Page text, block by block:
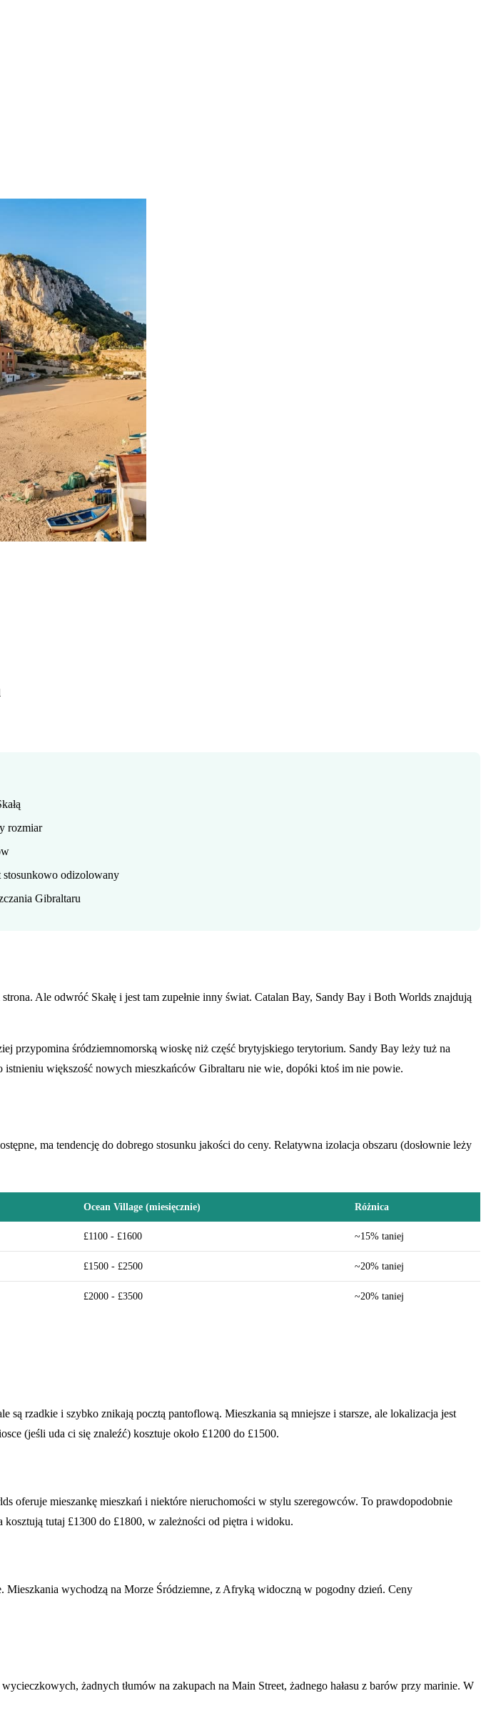
rozmiar
stosunkowo odizolowany
Gibraltaru
Ale odwróć Skałę i jest tam zupełnie inny świat. Catalan Bay, Sandy Bay i Both Worlds znajdują
przypomina śródziemnomorską wioskę niż część brytyjskiego terytorium. Sandy Bay leży tuż na
istnieniu większość nowych mieszkańców Gibraltaru nie wie, dopóki ktoś im nie powie.
ma tendencję do dobrego stosunku jakości do ceny. Relatywna izolacja obszaru (dosłownie leży
Ocean Village (miesięcznie) Różnica
£1100 - £1600 ~15% taniej
£1500 - £2500 ~20% taniej
£2000 - £3500 ~20% taniej
rzadkie i szybko znikają pocztą pantoflową. Mieszkania są mniejsze i starsze, ale lokalizacja jest
(jeśli uda ci się znaleźć) kosztuje około £1200 do £1500.
oferuje mieszankę mieszkań i niektóre nieruchomości w stylu szeregowców. To prawdopodobnie
tutaj £1300 do £1800, w zależności od piętra i widoku.
wychodzą na Morze Śródziemne, z Afryką widoczną w pogodny dzień. Ceny
żadnych tłumów na zakupach na Main Street, żadnego hałasu z barów przy marinie. W